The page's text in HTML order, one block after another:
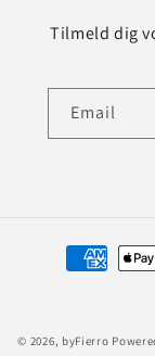
Tilmeld dig
Email
© 2026, byFierro